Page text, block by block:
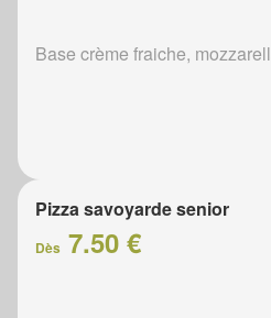
Base crème fraiche,
Pizza savoyarde senior
Dès 7.50 €